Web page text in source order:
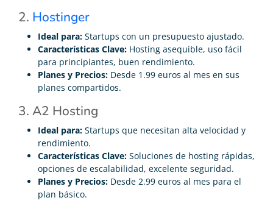
2. Hostinger
Ideal para: Startups con un presupuesto ajustado.
Características Clave: Hosting asequible, uso fácil
para principiantes, buen rendimiento.
Planes y Precios: Desde 1.99 euros al mes en sus
planes compartidos.
3. A2 Hosting
Ideal para: Startups que necesitan alta velocidad y
rendimiento.
Características Clave: Soluciones de hosting rápidas,
opciones de escalabilidad, excelente seguridad.
Planes y Precios: Desde 2.99 euros al mes para el
plan básico.